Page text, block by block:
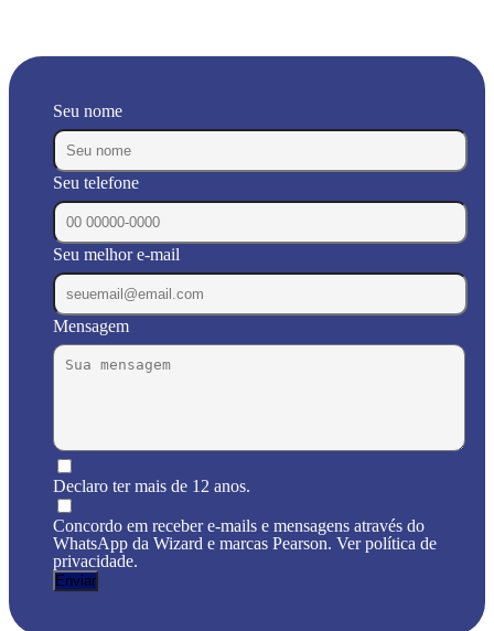
Seu nome
Seu telefone
Seu melhor e-mail
Mensagem
Declaro ter mais de 12 anos.
Concordo em receber e-mails e mensagens através do
WhatsApp da Wizard e marcas Pearson. Ver política de
privacidade.